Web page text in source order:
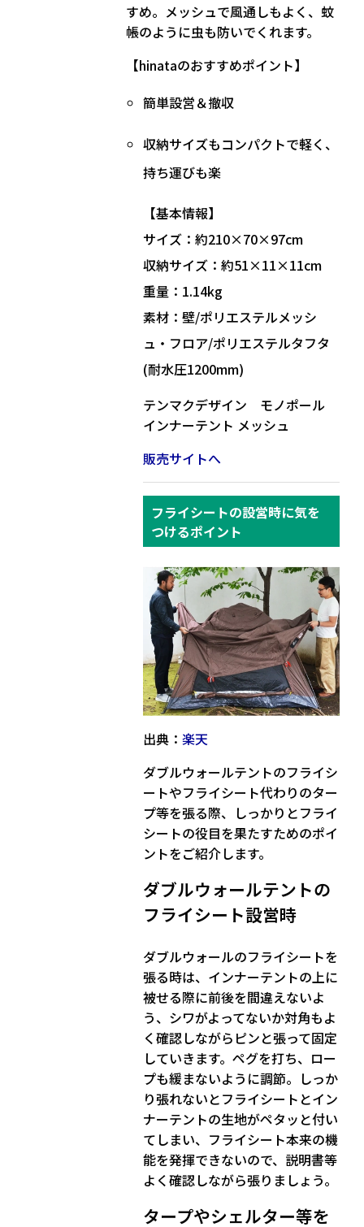
すめ。メッシュで風通しもよく、蚊
帳のように虫も防いでくれます。
【hinataのおすすめポイント】
簡単設営＆撤収
収納サイズもコンパクトで軽く、
持ち運びも楽
【基本情報】
サイズ：約210×70×97cm
収納サイズ：約51×11×11cm
重量：1.14kg
素材：壁/ポリエステルメッシ
ュ・フロア/ポリエステルタフタ
(耐水圧1200mm)
テンマクデザイン モノポール
インナーテント メッシュ
販売サイトへ
フライシートの設営時に気を
つけるポイント
出典： 楽天
ダブルウォールテントのフライシ
ートやフライシート代わりのター
プ等を張る際、しっかりとフライ
シートの役目を果たすためのポイ
ントをご紹介します。
ダブルウォールテントの
フライシート設営時
ダブルウォールのフライシートを
張る時は、インナーテントの上に
被せる際に前後を間違えないよ
う、シワがよってないか対角もよ
く確認しながら ピンと張って固定
していきます。ペグを打ち、ロー
プも緩まないように調節。しっか
り張れないとフライシートとイン
ナーテントの生地がペタッと付い
てしまい、フライシート本来の機
能を発揮できないので、説明書等
よく確認しながら張りましょう。
タープやシェルター等を